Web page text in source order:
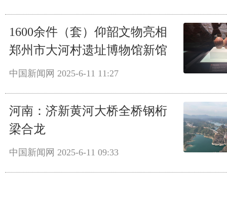
1600余件（套）仰韶文物亮相
郑州市大河村遗址博物馆新馆
中国新闻网 2025-6-11 11:27
河南：济新黄河大桥全桥钢桁
梁合龙
中国新闻网 2025-6-11 09:33